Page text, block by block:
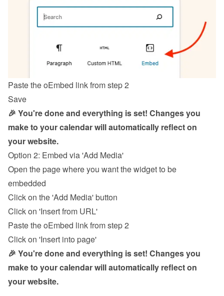
Paste the oEmbed link from step 2
Save
🎉 You're done and everything is set! Changes you
make to your calendar will automatically reflect on
your website.
Option 2: Embed via 'Add Media'
Open the page where you want the widget to be
embedded
Click on the 'Add Media' button
Click on 'Insert from URL'
Paste the oEmbed link from step 2
Click on 'Insert into page'
🎉 You're done and everything is set! Changes you
make to your calendar will automatically reflect on
your website.